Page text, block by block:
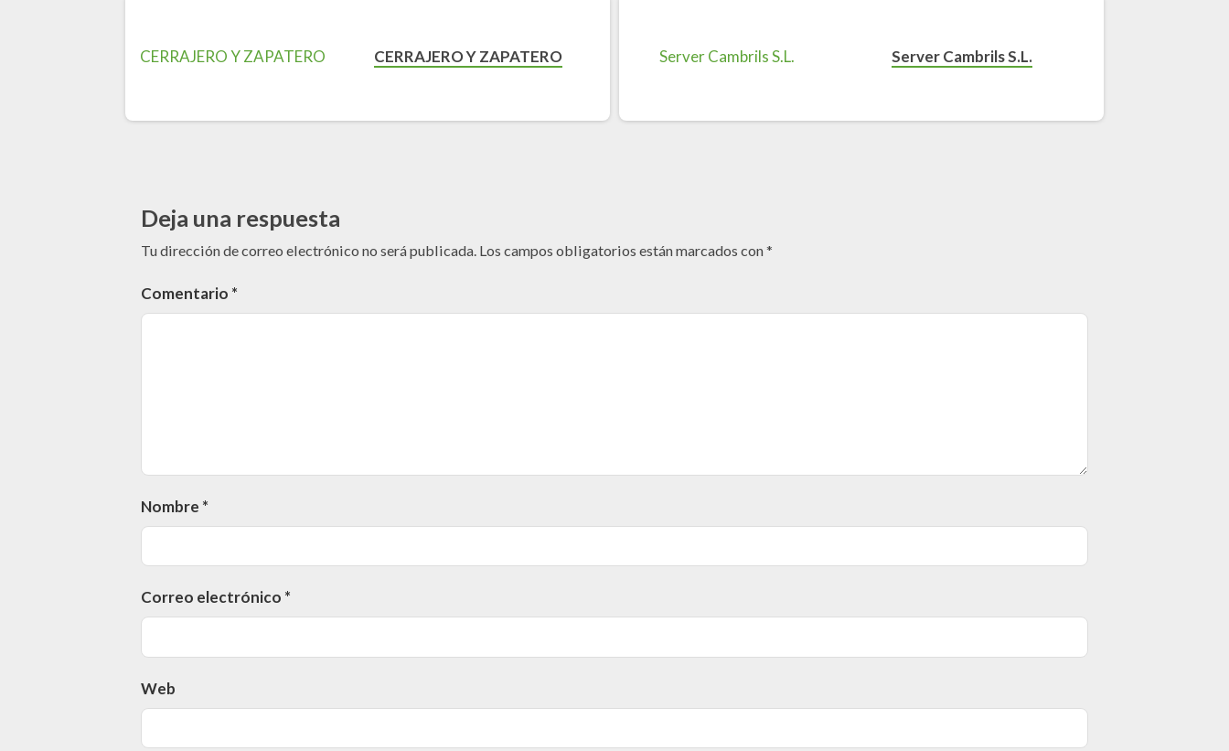
CERRAJERO Y ZAPATERO Server Cambrils S.L.
Deja una respuesta
Tu dirección de correo electrónico no será publicada. Los campos obligatorios están marcados con*
Comentario *
Nombre *
Correo electrónico *
Web